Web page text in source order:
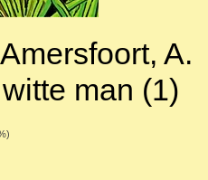
A.
man (1)